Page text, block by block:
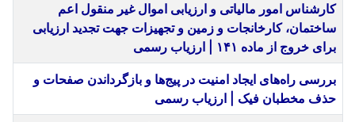
کارشناس امور مالیاتی و ارزیابی اموال غیر منقول اعم
ساختمان، کارخانجات و زمین و تجهیزات جهت تجدید ارزیابی
برای خروج از ماده ۱۴۱ | ارزیاب رسمی
بررسی راه‌های ایجاد امنیت در پیج‌ها و بازگرداندن صفحات و
حذف مخطبان فیک | ارزیاب رسمی